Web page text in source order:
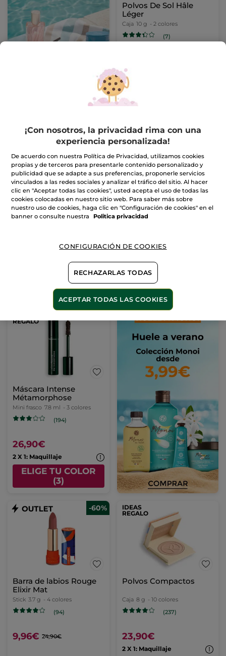
Polvos De Sol Hâle
Léger
Caja 10 g - 2 colores
(7)
2 X 1: Maquillaje
Sombra de Ojos
Lifeproof*
Stick 1.4 g - 10 colores
ELIGE TU COLOR
(10)
1+1 Máscara Pestañas
Miraculeuse Definición
26,90€
AÑADIR A MI
CESTA
REGALO
Máscara Intense
Métamorphose
Mini frasco 7.8 ml - 3 colores
(194)
26,90€
2 X 1: Maquillaje
ELIGE TU COLOR
(3)
-60%
Barra de labios Rouge
Elixir Mat
Stick 3.7 g - 4 colores
(94)
9,96€ 24,90€
IDEAS
REGALO
Polvos Compactos
Caja 8 g - 10 colores
(237)
23,90€
2 X 1: Maquillaje
¡Con nosotros, la privacidad rima con una
experiencia personalizada!
De acuerdo con nuestra Política de Privacidad, utilizamos cookies
propias y de terceros para presentarle contenido personalizado y
publicidad que se adapte a sus preferencias, proponerle servicios
vinculados a las redes sociales y analizar el tráfico del sitio. Al hacer
clic en "Aceptar todas las cookies", usted acepta el uso de todas las
cookies colocadas en nuestro sitio web. Para saber más sobre
nuestro uso de cookies, haga clic en "Configuración de cookies" en el
banner o consulte nuestra
Politica privacidad
CONFIGURACIÓN DE COOKIES
RECHAZARLAS TODAS
ACEPTAR TODAS LAS COOKIES